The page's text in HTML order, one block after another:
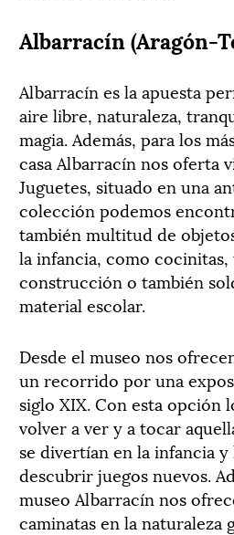
Albarracín (Aragón-
Albarracín es la apuesta
aire libre, naturaleza,
magia. Además, para los
casa Albarracín nos oferta
Juguetes, situado en una
colección podemos
también multitud de
la infancia, como
construcción o también
material escolar.
Desde el museo nos
un recorrido por una
siglo XIX. Con esta opción
volver a ver y a tocar
se divertían en la infancia y
descubrir juegos nuevos.
museo Albarracín nos
caminatas en la naturaleza